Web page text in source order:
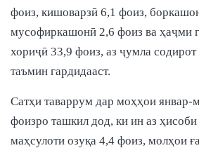
фоиз, кишоварзӣ 6,1 фоиз,
мусофиркашонӣ 2,6 фоиз ва ҳаҷми
хориҷӣ 33,9 фоиз, аз ҷумла
таъмин гардидааст.
Сатҳи таваррум дар моҳҳои январ-
фоизро ташкил дод, ки ин аз
маҳсулоти озуқа 4,4 фоиз, молҳои